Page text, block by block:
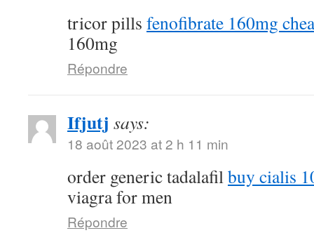
tricor pills fenofibrate 160mg
160mg
Répondre
Ifjutj says:
18 août 2023 at 2 h 11 min
order generic tadalafilbuy cialis
viagra for men
Répondre